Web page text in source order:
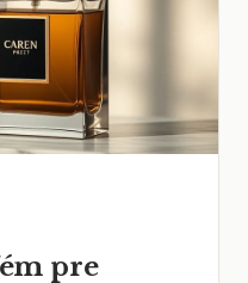
pre